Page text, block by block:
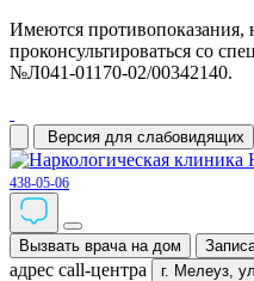
Имеются противопоказания,
проконсультироваться со
№Л041-01170-02/00342140.
Версия для слабовидящих
438-05-06
Вызвать врача на дом
адрес call-центра г. Мелеуз,